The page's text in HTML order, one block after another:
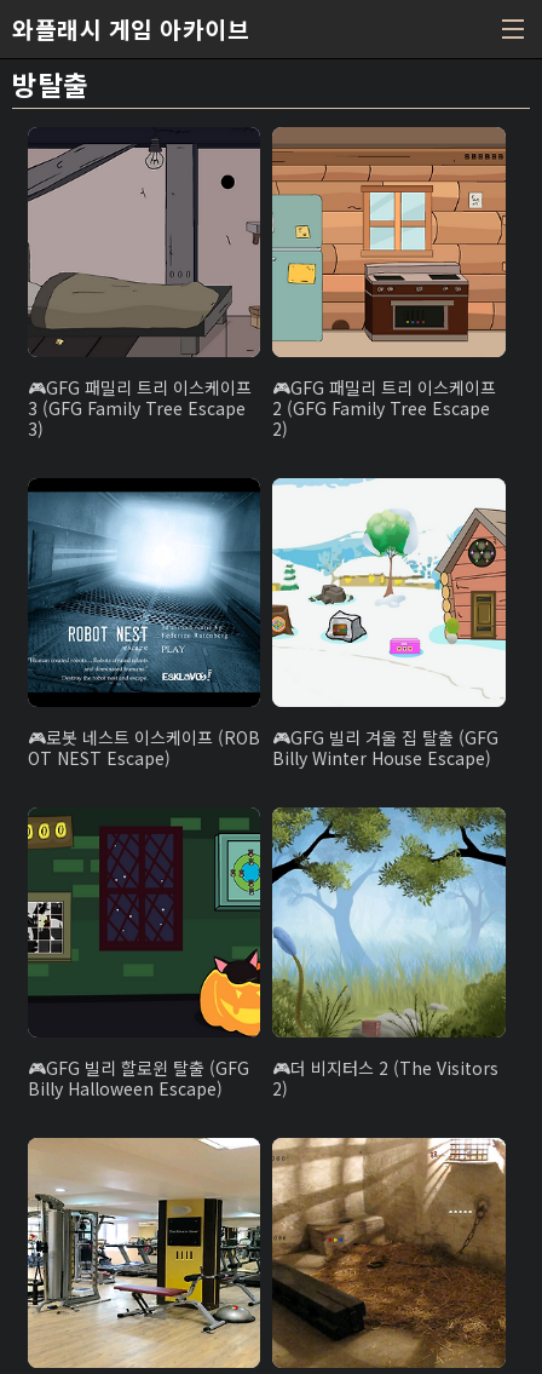
와플래시 게임 아카이브
방탈출
GFG 패밀리 트리 이스케이프
3 (GFG Family Tree Escape
3)
GFG 패밀리 트리 이스케이프
2 (GFG Family Tree Escape
2)
로봇 네스트 이스케이프 (ROB
OT NEST Escape)
GFG 빌리 겨울 집 탈출 (GFG
Billy Winter House Escape)
GFG 빌리 할로윈 탈출 (GFG
Billy Halloween Escape)
더 비지터스 2 (The Visitors
2)